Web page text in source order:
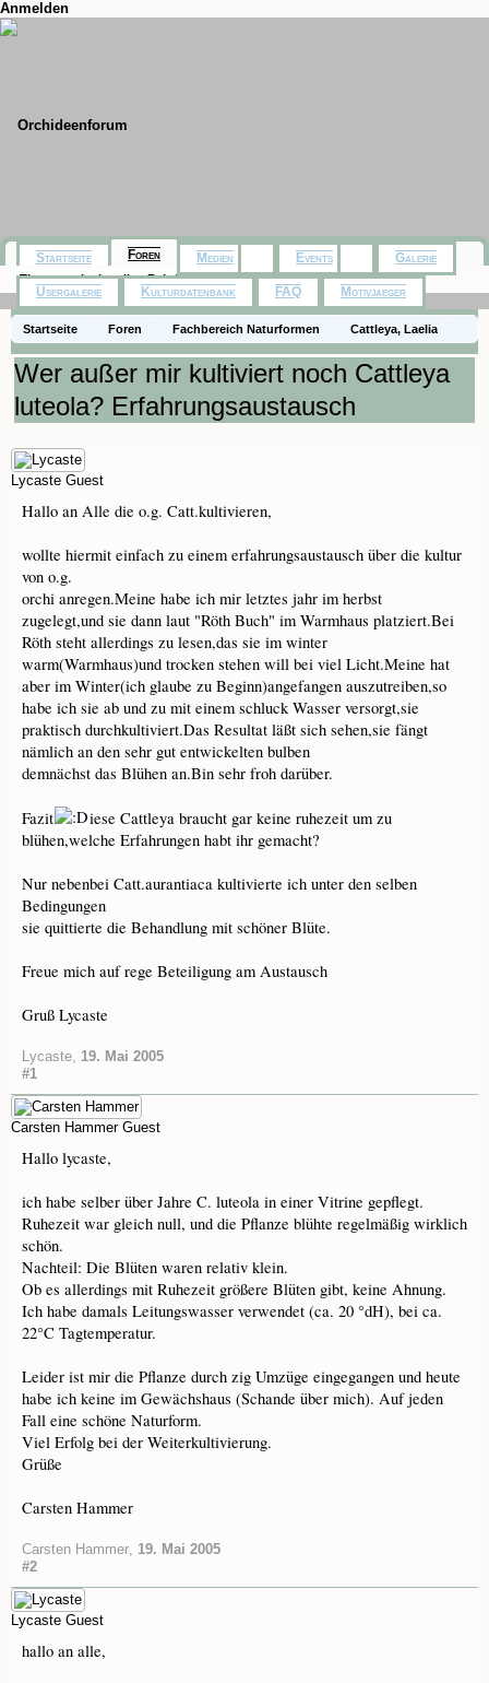
Anmelden
Startseite Foren Fachbereich Naturformen Cattleya, Laelia
Wer außer mir kultiviert noch Cattleya
luteola? Erfahrungsaustausch
Lycaste Guest
Hallo an Alle die o.g. Catt.kultivieren,
wollte hiermit einfach zu einem erfahrungsaustausch über die kultur
von o.g.
orchi anregen.Meine habe ich mir letztes jahr im herbst
zugelegt,und sie dann laut "Röth Buch" im Warmhaus platziert.Bei
Röth steht allerdings zu lesen,das sie im winter
warm(Warmhaus)und trocken stehen will bei viel Licht.Meine hat
aber im Winter(ich glaube zu Beginn)angefangen auszutreiben,so
habe ich sie ab und zu mit einem schluck Wasser versorgt,sie
praktisch durchkultiviert.Das Resultat läßt sich sehen,sie fängt
nämlich an den sehr gut entwickelten bulben
demnächst das Blühen an.Bin sehr froh darüber.
Fazit
iese Cattleya braucht gar keine ruhezeit um zu
blühen,welche Erfahrungen habt ihr gemacht?
Nur nebenbei Catt.aurantiaca kultivierte ich unter den selben
Bedingungen
sie quittierte die Behandlung mit schöner Blüte.
Freue mich auf rege Beteiligung am Austausch
Gruß Lycaste
Lycaste, 19. Mai 2005
#1
Carsten Hammer Guest
Hallo lycaste,
ich habe selber über Jahre C. luteola in einer Vitrine gepflegt.
Ruhezeit war gleich null, und die Pflanze blühte regelmäßig wirklich
schön.
Nachteil: Die Blüten waren relativ klein.
Ob es allerdings mit Ruhezeit größere Blüten gibt, keine Ahnung.
Ich habe damals Leitungswasser verwendet (ca. 20 °dH), bei ca.
22°C Tagtemperatur.
Leider ist mir die Pflanze durch zig Umzüge eingegangen und heute
habe ich keine im Gewächshaus (Schande über mich). Auf jeden
Fall eine schöne Naturform.
Viel Erfolg bei der Weiterkultivierung.
Grüße
Carsten Hammer
Carsten Hammer, 19. Mai 2005
#2
Lycaste Guest
hallo an alle,
Startseite Foren
Themen mit aktuellen Beiträgen
Medien Events Galerie
Usergalerie Kulturdatenbank FAQ Motivjaeger